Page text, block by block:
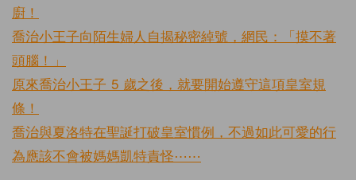
廚！
喬治小王子向陌生婦人自揭秘密綽號，網民：「摸不著
頭腦！」
原來喬治小王子 5 歲之後，就要開始遵守這項皇室規
條！
喬治與夏洛特在聖誕打破皇室慣例，不過如此可愛的行
為應該不會被媽媽凱特責怪⋯⋯